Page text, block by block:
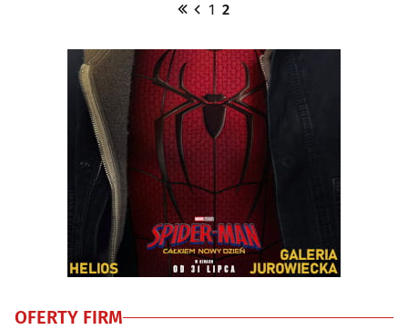
1 2
OFERTY FIRM